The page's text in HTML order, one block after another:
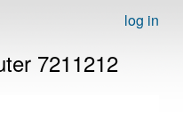
log in
7211212